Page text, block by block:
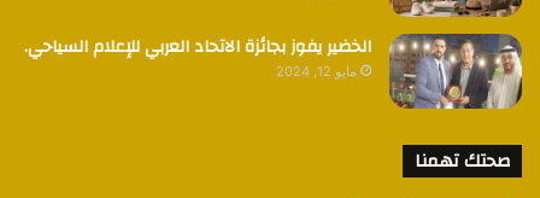
الخضير يفوز بجائزة الاتحاد العربي للإعلام السياحي.
مايو 12, 2024
صحتك تهمنا